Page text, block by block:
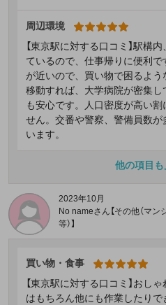
周辺環境
【東京駅に対する口コミ】駅構
ているので、仕事帰りに便利
が近いので、買い物で困るよ
移動すれば、大学病院が密集
も安心です。人口密度が高い
せん。交番や警察、警備員数
います。
他の項目も
2023年10月
No nameさん【その他（マ
等）】
買い物・食事
【東京駅に対する口コミ】おし
はもちろん他にも作業したりで